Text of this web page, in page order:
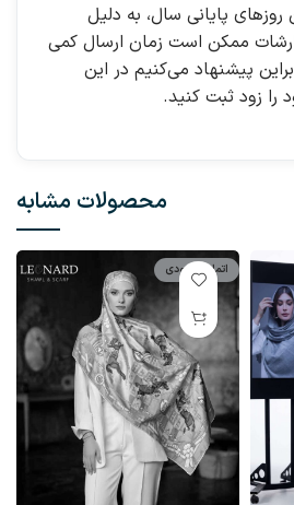
پایانی سال، به دلیل
ممکن است زمان ارسال کمی
پیشنهاد می‌کنیم در این
را زود ثبت کنید.
محصولات مشابه
اتمام موجودی